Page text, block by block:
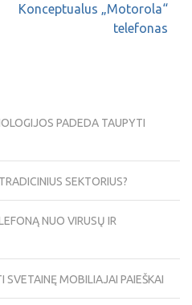
Konceptualus „Motorola“
telefonas
PADEDA TAUPYTI
SEKTORIUS?
NUO VIRUSŲ IR
SVETAINĘ MOBILIAJAI PAIEŠKAI